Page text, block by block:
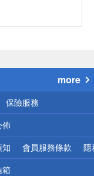
more
保險服務
佈
會員服務條款 隱
箱